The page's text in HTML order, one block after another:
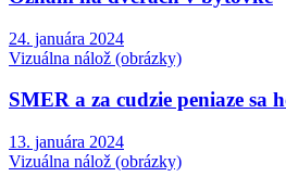
24. januára 2024
Vizuálna nálož (obrázky)
SMER a za cudzie peniaze sa
13. januára 2024
Vizuálna nálož (obrázky)